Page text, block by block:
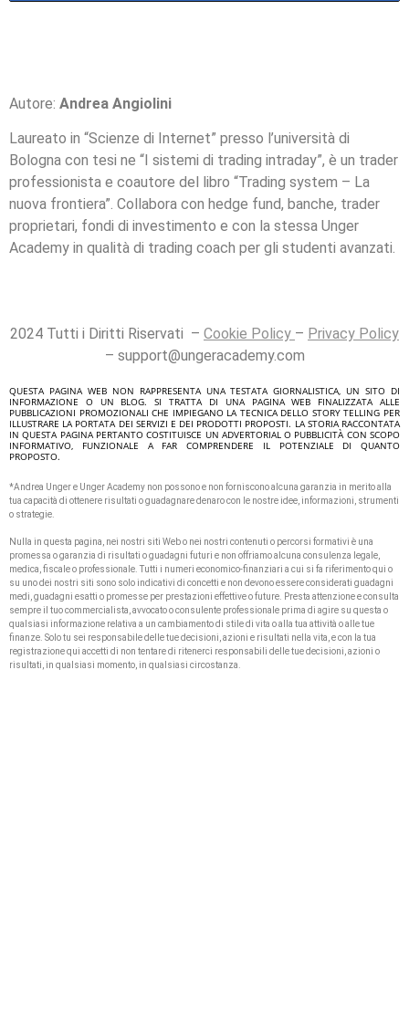
Autore: Andrea Angiolini
Laureato in “Scienze di Internet” presso l’università di
Bologna con tesi ne “I sistemi di trading intraday”, è un trader
professionista e coautore del libro “Trading system – La
nuova frontiera”. Collabora con hedge fund, banche, trader
proprietari, fondi di investimento e con la stessa Unger
Academy in qualità di trading coach per gli studenti avanzati.
2024 Tutti i Diritti Riservati – Cookie Policy – Privacy Policy
– support@ungeracademy.com
QUESTA PAGINA WEB NON RAPPRESENTA UNA TESTATA GIORNALISTICA, UN SITO DI
INFORMAZIONE O UN BLOG. SI TRATTA DI UNA PAGINA WEB FINALIZZATA ALLE
PUBBLICAZIONI PROMOZIONALI CHE IMPIEGANO LA TECNICA DELLO STORY TELLING PER
ILLUSTRARE LA PORTATA DEI SERVIZI E DEI PRODOTTI PROPOSTI. LA STORIA RACCONTATA
IN QUESTA PAGINA PERTANTO COSTITUISCE UN ADVERTORIAL O PUBBLICITÀ CON SCOPO
INFORMATIVO, FUNZIONALE A FAR COMPRENDERE IL POTENZIALE DI QUANTO
PROPOSTO.
*Andrea Unger e Unger Academy non possono e non forniscono alcuna garanzia in merito alla
tua capacità di ottenere risultati o guadagnare denaro con le nostre idee, informazioni, strumenti
o strategie.
Nulla in questa pagina, nei nostri siti Web o nei nostri contenuti o percorsi formativi è una
promessa o garanzia di risultati o guadagni futuri e non offriamo alcuna consulenza legale,
medica, fiscale o professionale. Tutti i numeri economico-finanziari a cui si fa riferimento qui o
su uno dei nostri siti sono solo indicativi di concetti e non devono essere considerati guadagni
medi, guadagni esatti o promesse per prestazioni effettive o future. Presta attenzione e consulta
sempre il tuo commercialista, avvocato o consulente professionale prima di agire su questa o
qualsiasi informazione relativa a un cambiamento di stile di vita o alla tua attività o alle tue
finanze. Solo tu sei responsabile delle tue decisioni, azioni e risultati nella vita, e con la tua
registrazione qui accetti di non tentare di ritenerci responsabili delle tue decisioni, azioni o
risultati, in qualsiasi momento, in qualsiasi circostanza.